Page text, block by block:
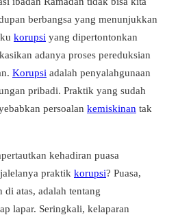
berbangsa yang menunjukkan
korupsi yang dipertontonkan
adanya proses pereduksian
Korupsi adalah penyalahgunaan
pribadi. Praktik yang sudah
persoalan kemiskinan tak
kehadiran puasa
praktik korupsi? Puasa,
di atas, adalah tentang
lapar. Seringkali, kelaparan